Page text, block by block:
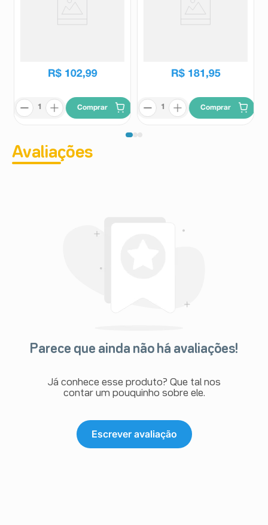
R$ 102,99
Comprar
R$ 181 ,95
Comprar
Avaliações
Parece que ainda não há avaliações!
Já conhece esse produto? Que tal nos
contar um pouquinho sobre ele.
Escrever avaliação